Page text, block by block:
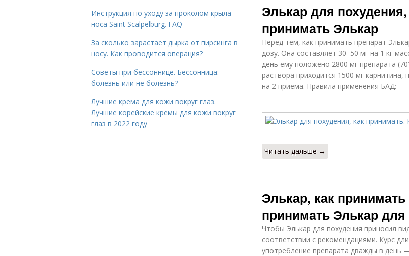
Элькар для
принимать Элькар
Перед тем, как принимать препарат
дозу. Она составляет 30–50 мг на 1 кг
день ему положено 2800 мг препарата
раствора приходится 1500 мг карнитина,
на 2 приема. Правила применения БАД:
Читать дальше →
Элькар, как
принимать Элькар для
Чтобы Элькар для похудения приносил
соответствии с рекомендациями. Курс
употребление препарата дважды в день
Инструкция по уходу за проколом крыла
носа Saint Scalpelburg. FAQ
За сколько зарастает дырка от пирсинга в
носу. Как проводится операция?
Советы при бессоннице. Бессонница:
болезнь или не болезнь?
Лучшие крема для кожи вокруг глаз.
Лучшие корейские кремы для кожи вокруг
глаз в 2022 году